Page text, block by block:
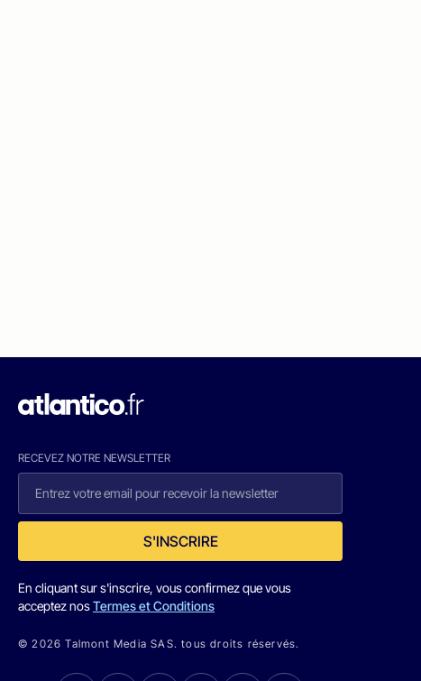
RECEVEZ NOTRE NEWSLETTER
S'INSCRIRE
En cliquant sur s'inscrire, vous confirmez que vous
acceptez nosTermes et Conditions
© 2026 Talmont Media SAS. tous droits réservés.